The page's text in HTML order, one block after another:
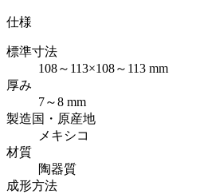
仕様
標準寸法
108～113×108～113 mm
厚み
7～8 mm
製造国・原産地
メキシコ
材質
陶器質
成形方法